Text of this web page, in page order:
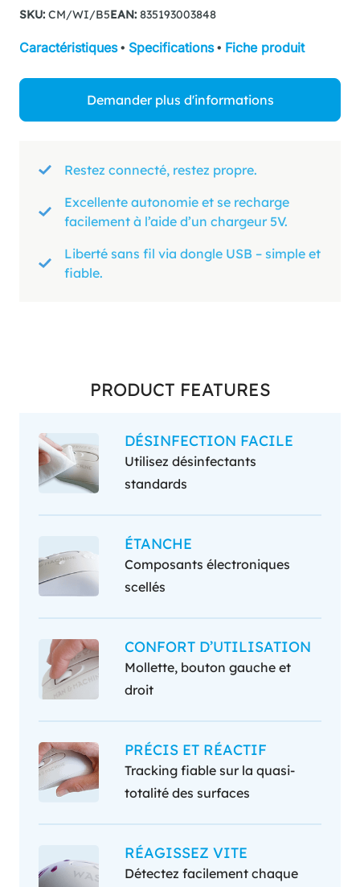
SKU: CM/WI/B5EAN: 835193003848
Caractéristiques • Specifications • Fiche produit
Demander plus d'informations
Restez connecté, restez propre.
Excellente autonomie et se recharge
facilement à l’aide d’un chargeur 5V.
Liberté sans fil via dongle USB – simple et
fiable.
PRODUCT FEATURES
DÉSINFECTION FACILE
Utilisez désinfectants
standards
ÉTANCHE
Composants électroniques
scellés
CONFORT D’UTILISATION
Mollette, bouton gauche et
droit
PRÉCIS ET RÉACTIF
Tracking fiable sur la quasi-
totalité des surfaces
RÉAGISSEZ VITE
Détectez facilement chaque